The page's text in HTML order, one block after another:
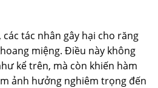
tác nhân gây hại cho răng
miệng. Điều này không
kể trên, mà còn khiến hàm
ảnh hưởng nghiêm trọng đến